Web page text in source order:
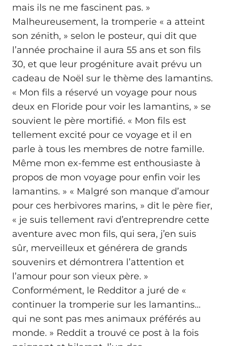
mais ils ne me fascinent pas. »
Malheureusement, la tromperie « a atteint
son zénith, » selon le posteur, qui dit que
l’année prochaine il aura 55 ans et son fils
30, et que leur progéniture avait prévu un
cadeau de Noël sur le thème des lamantins.
« Mon fils a réservé un voyage pour nous
deux en Floride pour voir les lamantins, » se
souvient le père mortifié. « Mon fils est
tellement excité pour ce voyage et il en
parle à tous les membres de notre famille.
Même mon ex-femme est enthousiaste à
propos de mon voyage pour enfin voir les
lamantins. » « Malgré son manque d’amour
pour ces herbivores marins, » dit le père fier,
« je suis tellement ravi d’entreprendre cette
aventure avec mon fils, qui sera, j’en suis
sûr, merveilleux et générera de grands
souvenirs et démontrera l’attention et
l’amour pour son vieux père. »
Conformément, le Redditor a juré de «
continuer la tromperie sur les lamantins…
qui ne sont pas mes animaux préférés au
monde. » Reddit a trouvé ce post à la fois